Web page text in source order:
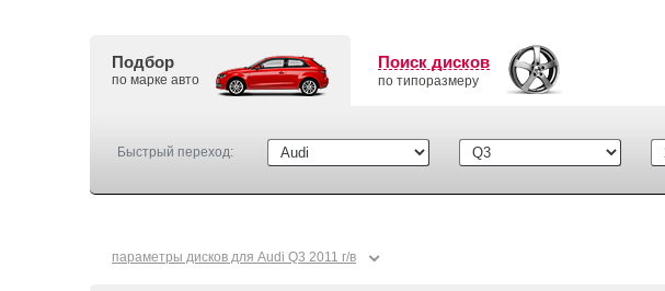
Подбор
по марке авто
Поиск дисков
по типоразмеру
Быстрый переход:
параметры дисков для Audi Q3 2011 г/в ⌄